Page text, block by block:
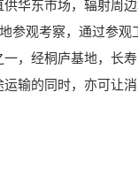
华东市场，辐射周
参观考察，通过参
，经桐庐基地，长
输的同时，亦可让